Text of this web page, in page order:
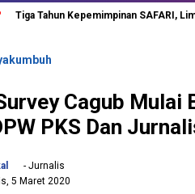
Tahun Kepemimpinan SAFARI, Lima
Cagub Mulai
PKS Dan
- Jurnalis
5 Maret 2020